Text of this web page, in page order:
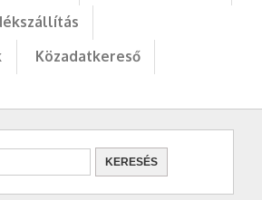
Közadatkereső